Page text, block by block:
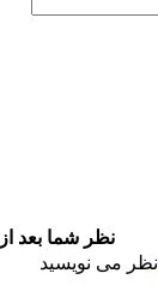
نظر شما بعد
نظر می نویسید